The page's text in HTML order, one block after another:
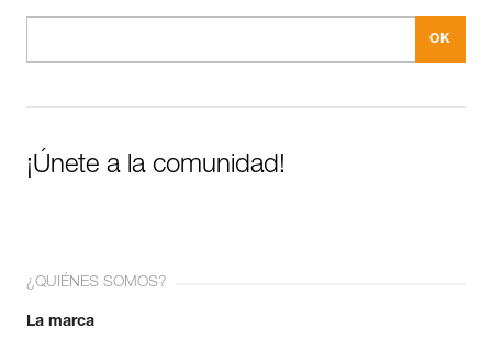
¡Únete a la comunidad!
¿QUIÉNES SOMOS?
La marca